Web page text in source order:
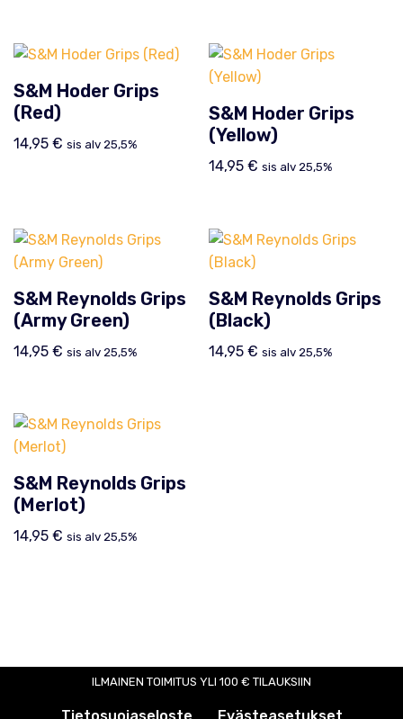
S&M Hoder Grips
(Red)
14,95 € sis alv 25,5%
S&M Hoder Grips
(Yellow)
14,95€ sis alv 25,5%
S&M Reynolds Grips
(Army Green)
14,95 € sis alv 25,5%
S&M Reynolds Grips
(Black)
14,95€ sis alv 25,5%
S&M Reynolds Grips
(Merlot)
14,95 € sis alv 25,5%
ILMAINEN TOIMITUS YLI 100 € TILAUKSIIN